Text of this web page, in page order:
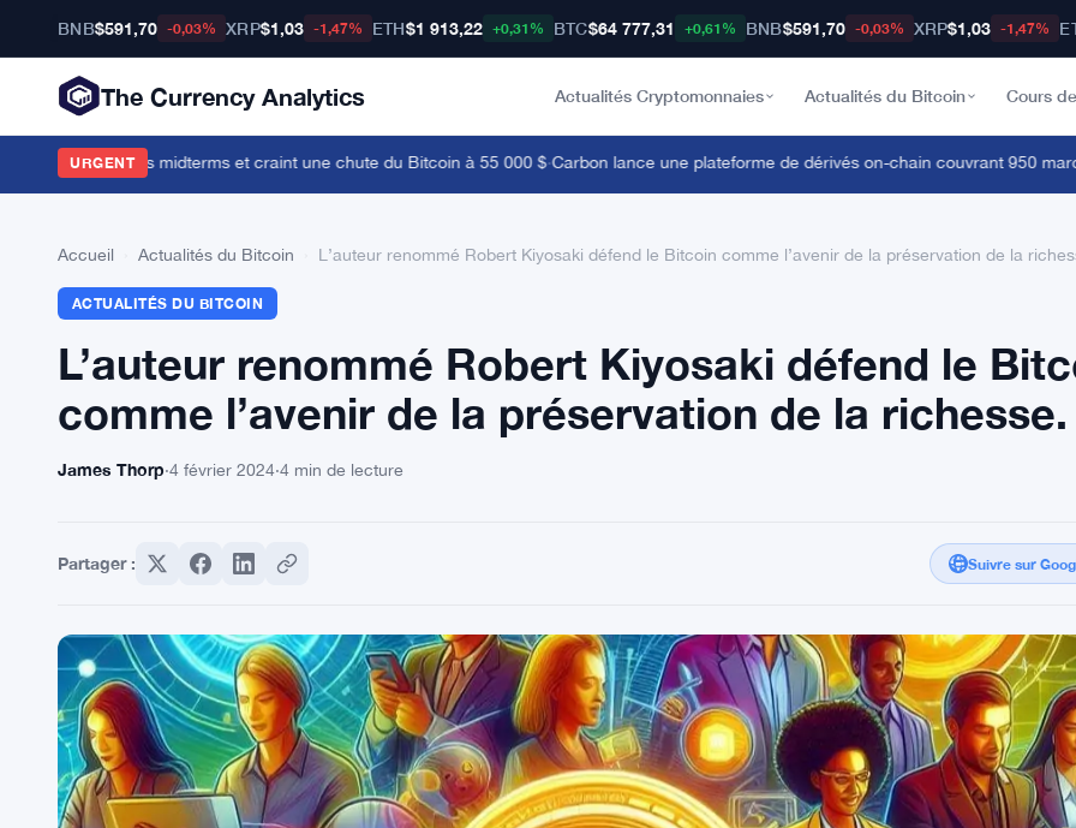
BNB$591,70 -0,03% XRP$1,03 -1,47% ETH$1 913,22 +0,31% BTC$64 777,31 +0,61% BNB$591,70 -0,03% XRP$1,03 -1,47%
The Currency Analytics Actualités Cryptomonnaies Actualités du Bitcoin Cours
URGENT
Act avant les midterms et craint une chute du Bitcoin à 55 000 $·Carbon lance une plateforme de dérivés on-chain couvrant 950
Accueil Actualités du Bitcoin L’auteur renommé Robert Kiyosaki défend le Bitcoin comme l’avenir de la préservation de la
ACTUALITÉS DU BITCOIN
L’auteur renommé Robert Kiyosaki défend le
comme l’avenir de la préservation de la richesse.
James Thorp·4 février 2024·4 min de lecture
Partager : Suivre sur